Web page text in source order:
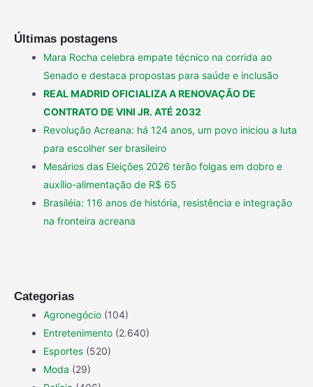
Últimas postagens
Mara Rocha celebra empate técnico na corrida ao
Senado e destaca propostas para saúde e inclusão
REAL MADRID OFICIALIZA A RENOVAÇÃO DE
CONTRATO DE VINI JR. ATÉ 2032
Revolução Acreana: há 124 anos, um povo iniciou a luta
para escolher ser brasileiro
Mesários das Eleições 2026 terão folgas em dobro e
auxílio-alimentação de R$ 65
Brasiléia: 116 anos de história, resistência e integração
na fronteira acreana
Categorias
Agronegócio (104)
Entretenimento (2.640)
Esportes (520)
Moda (29)